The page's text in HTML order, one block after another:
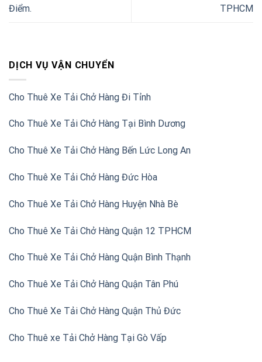
DỊCH VỤ VẬN CHUYỂN
Cho Thuê Xe Tải Chở Hàng Đi Tỉnh
Cho Thuê Xe Tải Chở Hàng Tại Bình Dương
Cho Thuê Xe Tải Chở Hàng Bến Lức Long An
Cho Thuê Xe Tải Chở Hàng Đức Hòa
Cho Thuê Xe Tải Chở Hàng Huyện Nhà Bè
Cho Thuê Xe Tải Chở Hàng Quận 12 TPHCM
Cho Thuê Xe Tải Chở Hàng Quận Bình Thạnh
Cho Thuê Xe Tải Chở Hàng Quận Tân Phú
Cho Thuê Xe Tải Chở Hàng Quận Thủ Đức
Cho Thuê xe Tải Chở Hàng Tại Gò Vấp
Điểm.
TPHCM